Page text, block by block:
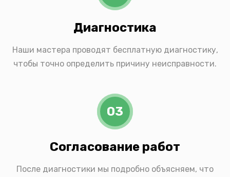
Диагностика
Наши мастера проводят бесплатную диагностику,
чтобы точно определить причину неисправности.
03
Согласование работ
После диагностики мы подробно объясняем, что